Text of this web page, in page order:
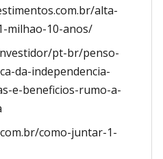
alta-
milhao-10-anos/
pt-br/penso-
da-independencia-
e-beneficios-rumo-a-
como-juntar-1-